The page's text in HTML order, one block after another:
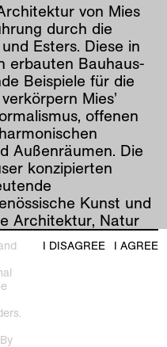
von Mies
durch die
Esters. Diese in
erbauten Bauhaus-
Beispiele für die
Mies’
offenen
Außenräumen. Die
konzipierten
Kunst und
Architektur, Natur
Weise
I DISAGREE I AGREE